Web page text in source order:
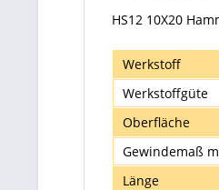
HS12 10X20
Werkstoff
Werkstoffgüte
Oberfläche
Gewindemaß
Länge